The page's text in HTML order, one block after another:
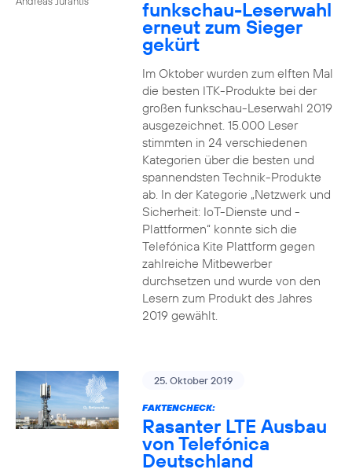
funkschau-Leserwahl
erneut zum Sieger
gekürt
Im Oktober wurden zum elften Mal
die besten ITK-Produkte bei der
großen funkschau-Leserwahl 2019
ausgezeichnet. 15.000 Leser
stimmten in 24 verschiedenen
Kategorien über die besten und
spannendsten Technik-Produkte
ab. In der Kategorie „Netzwerk und
Sicherheit: IoT-Dienste und -
Plattformen“ konnte sich die
Telefónica Kite Plattform gegen
zahlreiche Mitbewerber
durchsetzen und wurde von den
Lesern zum Produkt des Jahres
2019 gewählt.
25. Oktober 2019
FAKTENCHECK:
Rasanter LTE Ausbau
von Telefónica
Deutschland